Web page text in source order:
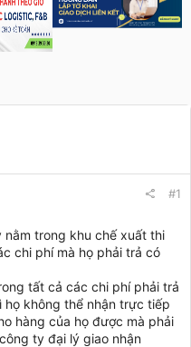
#1
nằm trong khu chế xuất thi
chi phí mà họ phải trả có
tất cả các chi phí phải trả
không thể nhận trực tiếp
hàng của họ được mà phải
ty đại lý giao nhận